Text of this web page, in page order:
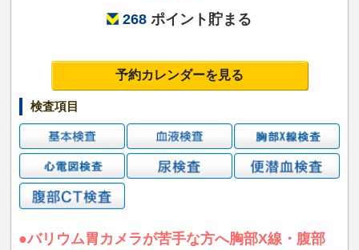
268ポイント貯まる
予約カレンダーを見る
検査項目
●バリウム胃カメラが苦手な方へ胸部X線・腹部